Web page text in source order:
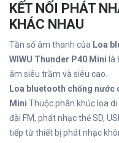
KẾT NỐI PHÁT
KHÁC NHAU
Tần số âm thanh của Loa
WIWU Thunder P40 Mini là
âm siêu trầm và siêu cao.
Loa bluetooth chống nước
Mini Thuộc phân khúc loa
đài FM, phát nhạc thẻ SD,
tiếp từ thiết bị phát nhạc